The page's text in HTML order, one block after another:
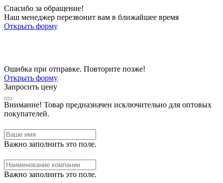
Спасибо за обращение!
Наш менеджер перезвонит вам в ближайшее время
Открыть форму
Ошибка при отправке. Повторите позже!
Открыть форму
Запросить цену
Внимание! Товар предназначен исключительно для оптовых
покупателей.
Важно заполнить это поле.
Важно заполнить это поле.